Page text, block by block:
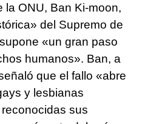
la ONU, Ban Ki-moon,
del Supremo de
«un gran paso
humanos». Ban, a
que el fallo «abre
y lesbianas
sus